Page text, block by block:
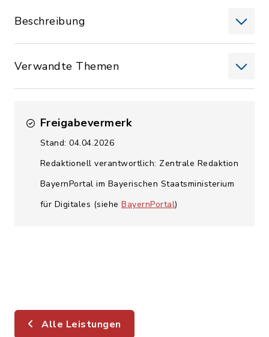
Beschreibung
Verwandte Themen
Freigabevermerk
Stand: 04.04.2026
Redaktionell verantwortlich: Zentrale Redaktion
BayernPortal im Bayerischen Staatsministerium
für Digitales (siehe BayernPortal)
Alle Leistungen